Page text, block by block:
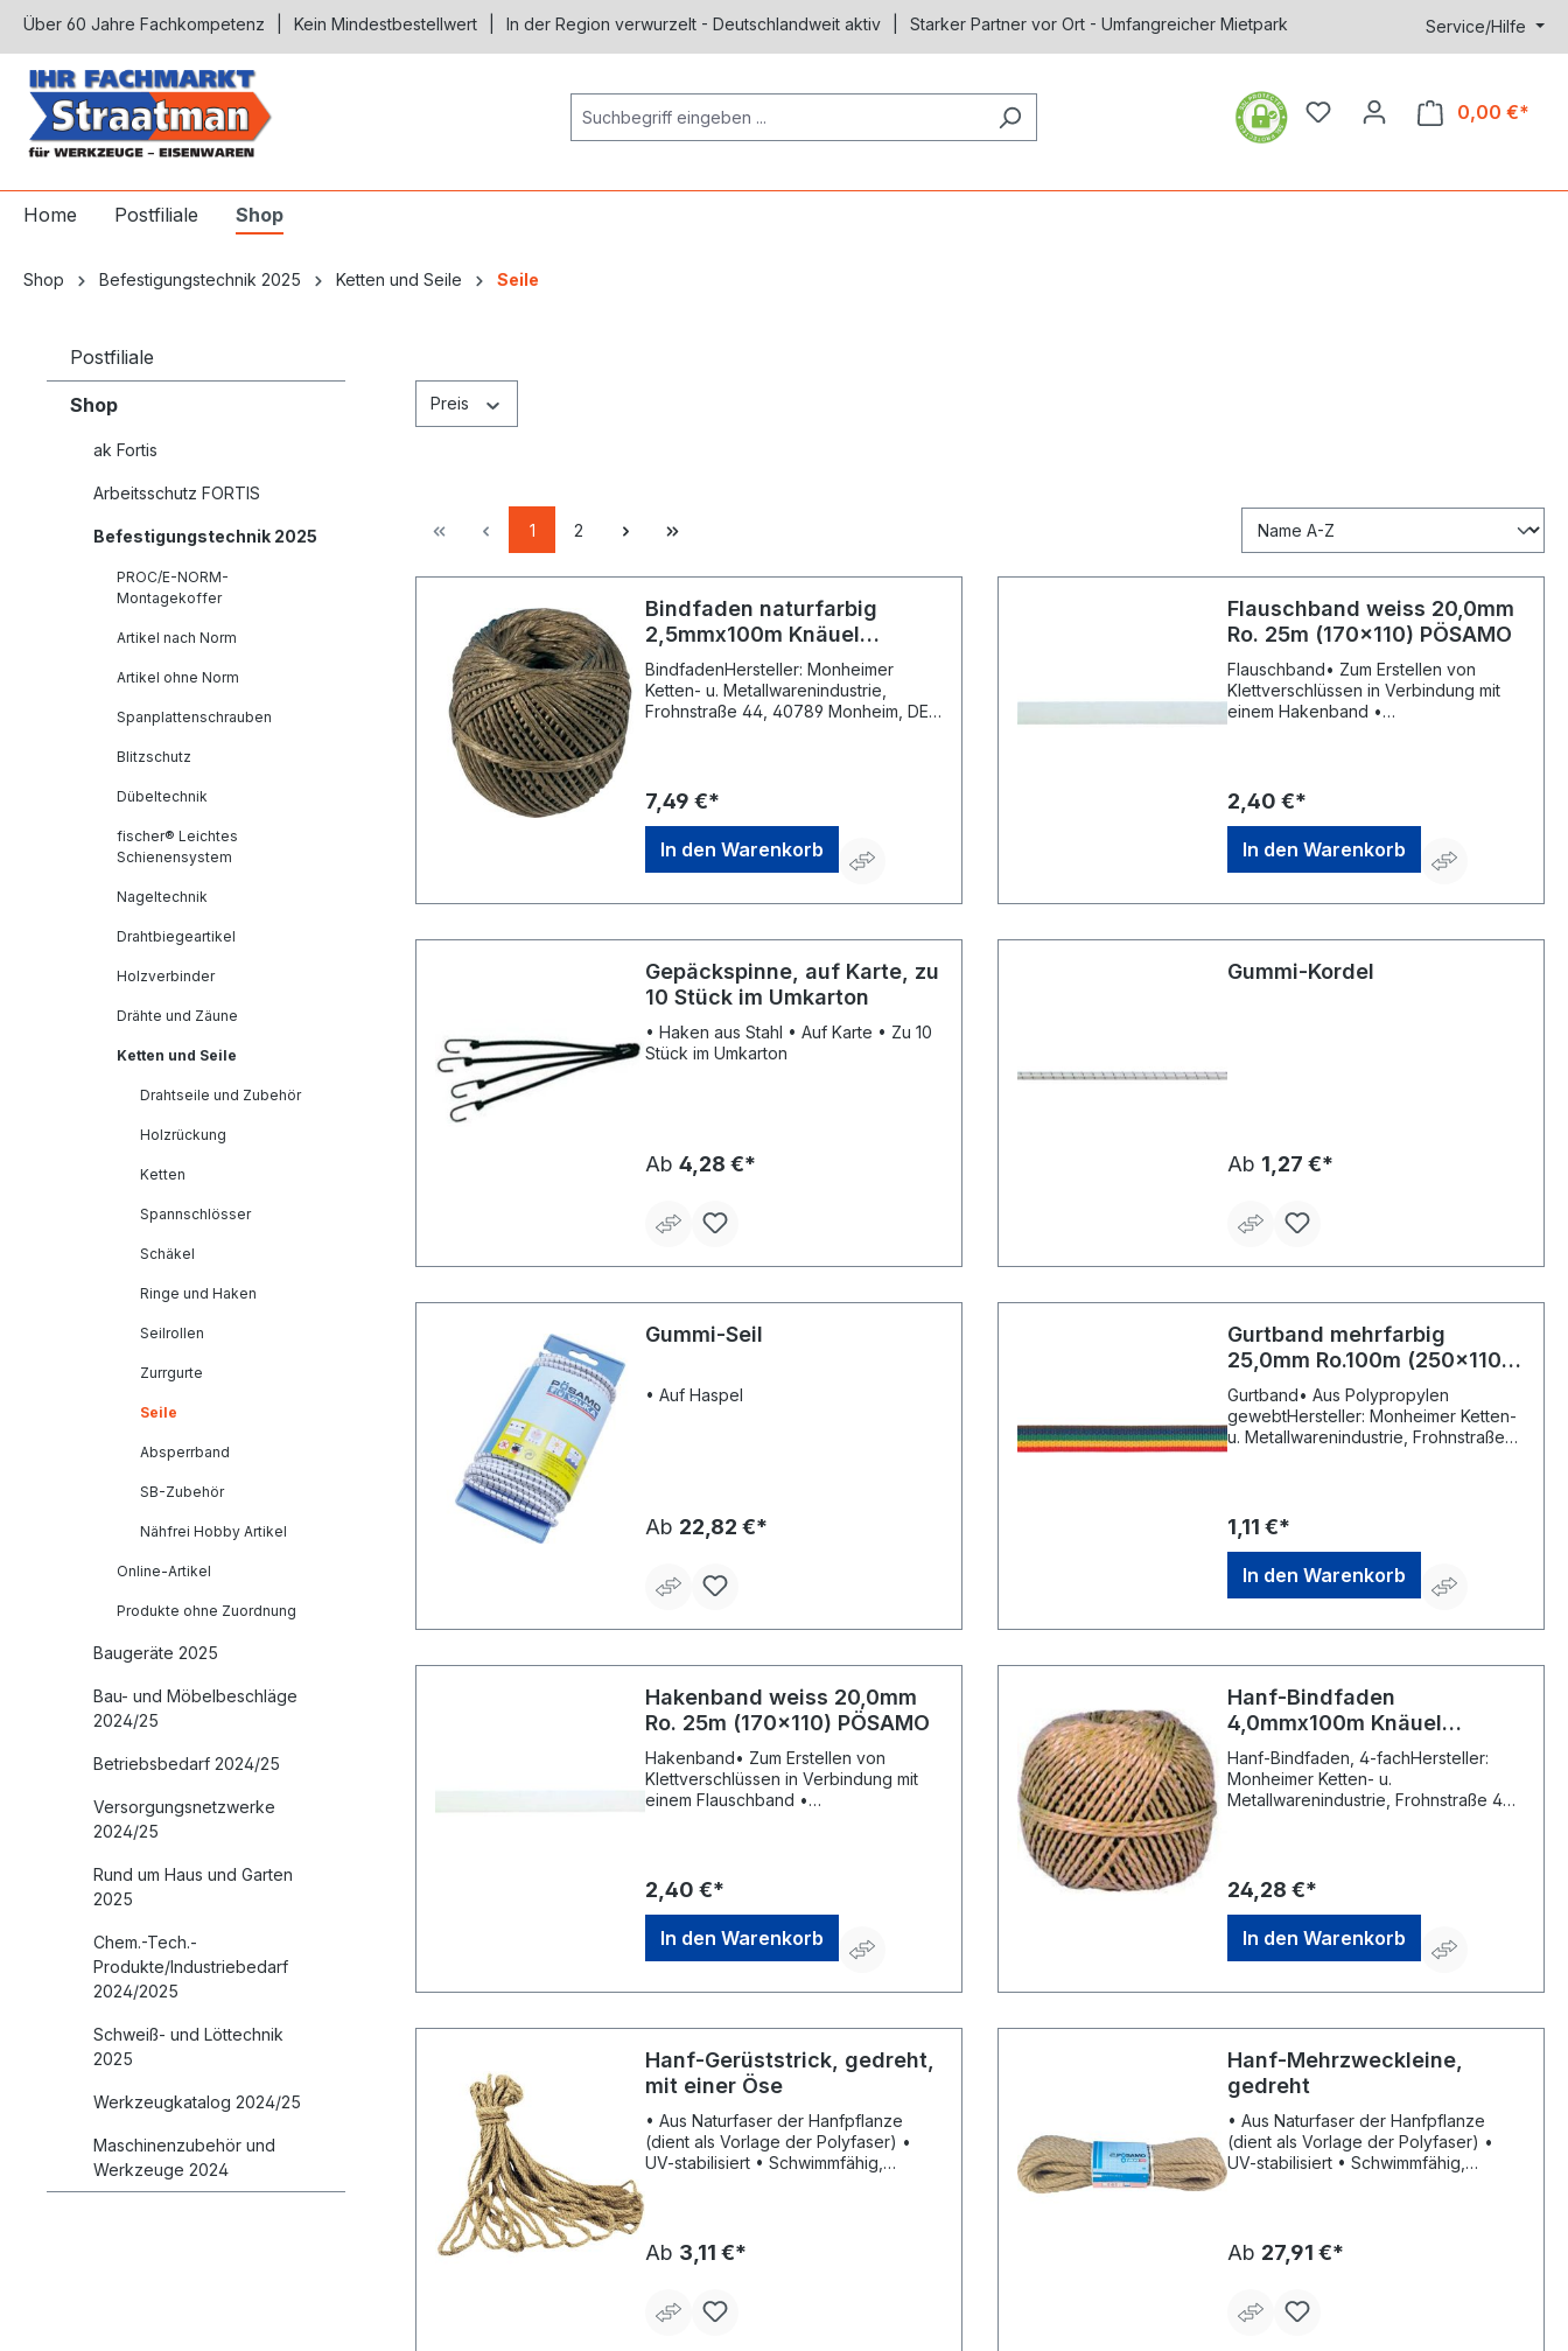
Zur Hauptnavigation springen
Über 60 Jahre Fachkompetenz Kein Mindestbestellwert In der Region verwurzelt - Deutschlandweit aktiv Starker Partner vor Ort - Umfangreicher Mietpark Service/Hilfe
0,00 €*
Home Postfiliale Shop
Shop Befestigungstechnik 2025 Ketten und Seile Seile
Postfiliale
Shop
ak Fortis
Arbeitsschutz FORTIS
Befestigungstechnik 2025
PROC/E-NORM-
Montagekoffer
Artikel nach Norm
Artikel ohne Norm
Spanplattenschrauben
Blitzschutz
Dübeltechnik
fischer® Leichtes
Schienensystem
Nageltechnik
Drahtbiegeartikel
Holzverbinder
Drähte und Zäune
Ketten und Seile
Drahtseile und Zubehör
Holzrückung
Ketten
Spannschlösser
Schäkel
Ringe und Haken
Seilrollen
Zurrgurte
Seile
Absperrband
SB-Zubehör
Nähfrei Hobby Artikel
Online-Artikel
Produkte ohne Zuordnung
Baugeräte 2025
Bau- und Möbelbeschläge
2024/25
Betriebsbedarf 2024/25
Versorgungsnetzwerke
2024/25
Rund um Haus und Garten
2025
Chem.-Tech.-
Produkte/Industriebedarf
2024/2025
Schweiß- und Löttechnik
2025
Werkzeugkatalog 2024/25
Maschinenzubehör und
Werkzeuge 2024
Preis
1 2
Bindfaden naturfarbig
2,5mmx100m Knäuel
PÖSAMO
BindfadenHersteller: Monheimer
Ketten- u. Metallwarenindustrie,
Frohnstraße 44, 40789 Monheim, DE,
7,49 €*
In den Warenkorb
Flauschband weiss 20,0mm
Ro. 25m (170x110) PÖSAMO
Flauschband• Zum Erstellen von
Klettverschlüssen in Verbindung mit
einem Hakenband •
+49217339760, info@poesamo.de
2,40 €*
In den Warenkorb
Gepäckspinne, auf Karte, zu
10 Stück im Umkarton
• Haken aus Stahl • Auf Karte • Zu 10
Stück im Umkarton
Ab 4,28 €*
Gummi-Kordel
Ab 1,27 €*
Gummi-Seil
• Auf Haspel
Ab 22,82 €*
Gurtband mehrfarbig
25,0mm Ro.100m (250x110)
PÖSAMO
Gurtband• Aus Polypropylen
gewebtHersteller: Monheimer Ketten-
u. Metallwarenindustrie, Frohnstraße
1,11 €*
In den Warenkorb
Hakenband weiss 20,0mm
Ro. 25m (170x110) PÖSAMO
Hakenband• Zum Erstellen von
Klettverschlüssen in Verbindung mit
einem Flauschband •
+49217339760, info@poesamo.de
2,40 €*
In den Warenkorb
Hanf-Bindfaden
4,0mmx100m Knäuel
PÖSAMO
Hanf-Bindfaden, 4-fachHersteller:
Monheimer Ketten- u.
Metallwarenindustrie, Frohnstraße 44,
24,28 €*
In den Warenkorb
Hanf-Gerüststrick, gedreht,
mit einer Öse
• Aus Naturfaser der Hanfpflanze
(dient als Vorlage der Polyfaser) •
UV-stabilisiert • Schwimmfähig,
Ab 3,11 €*
Hanf-Mehrzweckleine,
gedreht
• Aus Naturfaser der Hanfpflanze
(dient als Vorlage der Polyfaser) •
UV-stabilisiert • Schwimmfähig,
Ab 27,91 €*